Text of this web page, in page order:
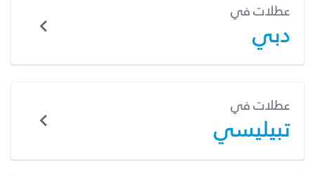
عطلات في
دبي
عطلات في
تبيليسي